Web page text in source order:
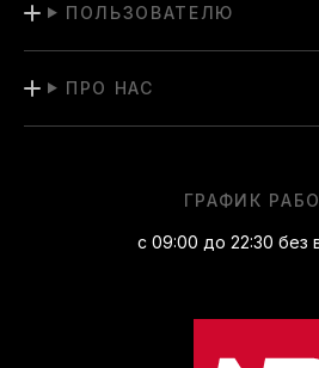
ПОЛЬЗОВАТЕЛЮ
ПРО НАС
ГРАФИК
с 09:00 до 22:30 без